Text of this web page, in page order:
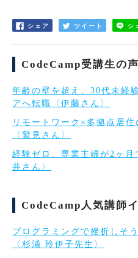
シェア ツイート シ
CodeCamp受講生の声
年齢の壁を超え、30代未経
アへ転職〈伊藤さん〉
リモートワーク×多拠点居
〈鷲見さん〉
経験ゼロ、専業主婦が2ヶ
井さん〉
CodeCamp人気講師
プログラミングで挫折しそ
〈杉浦 玲伊子先生〉